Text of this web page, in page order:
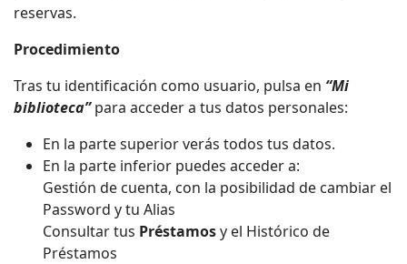
reservas.
Procedimiento
Tras tu identificación como usuario, pulsa en “Mi
biblioteca”para acceder a tus datos personales:
En la parte superior verás todos tus datos.
En la parte inferior puedes acceder a:
Gestión de cuenta, con la posibilidad de cambiar el
Password y tu Alias
Consultar tus Préstamosy el Histórico de
Préstamos